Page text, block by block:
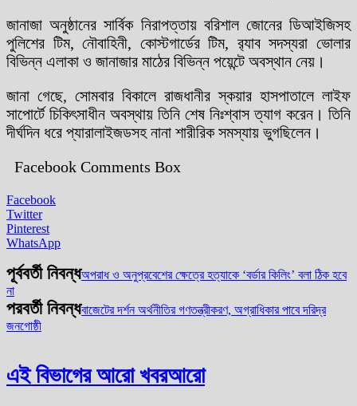
জানাজা অনুষ্ঠানের সার্বিক নিরাপত্তায় বরিশাল জোনের ডিআইজিসহ
পুলিশের টিম, নৌবাহিনী, কোস্টগার্ডের টিম, র‌্যাব সদস্যরা ভোলার
বিভিন্ন এলাকা ও জানাজার মাঠের বিভিন্ন পয়েন্টে অবস্থান নেয়।
জানা গেছে, সোমবার বিকালে রাজধানীর স্কয়ার হাসপাতালে লাইফ
সাপোর্টে চিকিৎসাধীন অবস্থায় তিনি শেষ নিঃশ্বাস ত্যাগ করেন। তিনি
দীর্ঘদিন ধরে প্যারালাইজডসহ নানা শারীরিক সমস্যায় ভুগছিলেন।
Facebook Comments Box
Facebook
Twitter
Pinterest
WhatsApp
পূর্ববর্তী নিবন্ধঅপরাধ ও অনুপ্রবেশের ক্ষেত্রে হত্যাকে ‘বর্ডার কিলিং’ বলা ঠিক হবে
না
পরবর্তী নিবন্ধবাজেটের দর্শন অর্থনীতির গণতন্ত্রীকরণ, অগ্রাধিকার পাবে দরিদ্র
জনগোষ্ঠী
এই বিভাগের আরো খবরআরো